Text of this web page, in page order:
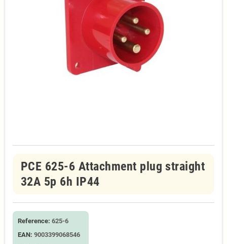
PCE 625-6 Attachment plug straight
32A 5p 6h IP44
Reference: 625-6
EAN: 9003399068546